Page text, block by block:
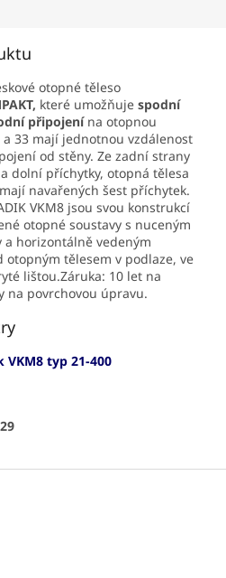
otopné těleso
které umožňuje spodní
připojenína otopnou
a 33 mají jednotnou vzdálenost
od stěny. Ze zadní strany
dolní příchytky, otopná tělesa
navařených šest příchytek.
VKM8 jsou svou konstrukcí
otopné soustavy s nuceným
horizontálně vedeným
tělesem v podlaze, ve
lištou.Záruka: 10 let na
na povrchovou úpravu.
VKM8 typ 21-400